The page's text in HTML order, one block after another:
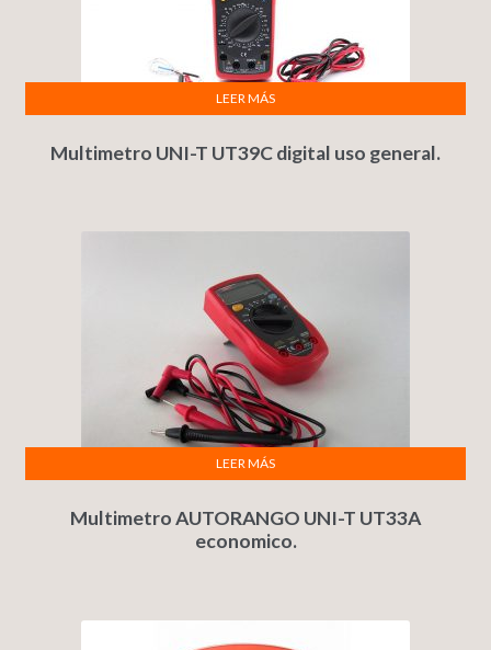
Multimetro UNI-T UT39C digital uso general.
LEER MÁS
Multimetro AUTORANGO UNI-T UT33A
economico.
LEER MÁS